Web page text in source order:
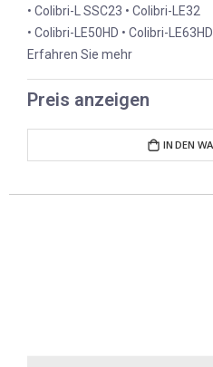
• Colibri-L SSC23 • Colibri-LE32
• Colibri-LE50HD • Colibri-
Erfahren Sie mehr
Preis anzeigen
IN DEN